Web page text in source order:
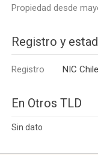
Propiedad desde
Registro y
Registro NIC Chile
En Otros TLD
Sin dato